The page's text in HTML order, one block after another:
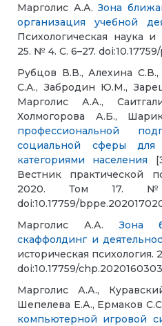
Марголис А.А. Зона
организация учебной
Психологическая наука
25. № 4. С. 6–27.
Рубцов В.В., Алехина
С.А., Забродин Ю.М.,
Марголис А.А.,
Холмогорова А.Б.,
профессиональной
социальной сферы
категориями населения
Вестник практической
2020. Том
doi:10.17759/
Марголис А.А.
Зона
скаффолдинг и
историческая психология.
doi:10.17759/chp.2020160303
Марголис А.А.,
Шепелева Е.А., Ермаков
компьютерной игровой